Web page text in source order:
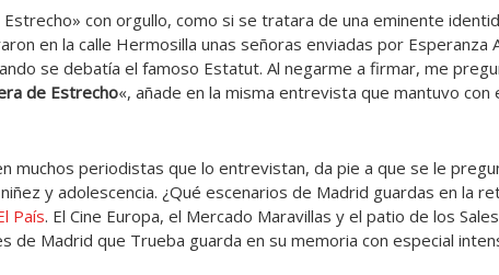
con orgullo, como si se tratara de una eminente
en la calle Hermosilla unas señoras enviadas por Esperanza
se debatía el famoso Estatut. Al negarme a firmar, me
de Estrecho«, añade en la misma entrevista que mantuvo con
muchos periodistas que lo entrevistan, da pie a que se le
y adolescencia. ¿Qué escenarios de Madrid guardas en la
País. El Cine Europa, el Mercado Maravillas y el patio de los
de Madrid que Trueba guarda en su memoria con especial